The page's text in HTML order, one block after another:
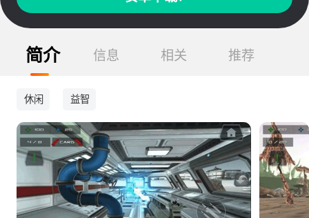
简介 信息 相关 推荐
休闲 益智